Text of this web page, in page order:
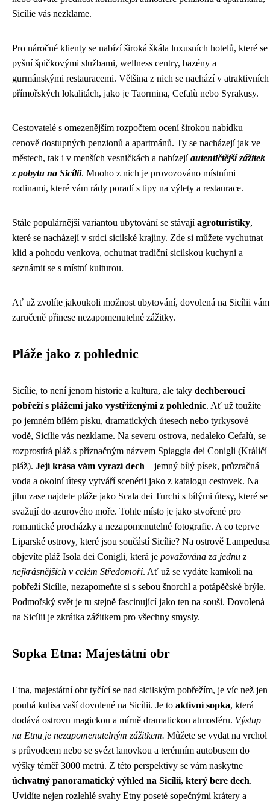
Sicílie vás nezklame.
Pro náročné klienty se nabízí široká škála luxusních hotelů, které se
pyšní špičkovými službami, wellness centry, bazény a
gurmánskými restauracemi. Většina z nich se nachází v atraktivních
přímořských lokalitách, jako je Taormina, Cefalù nebo Syrakusy.
Cestovatelé s omezenějším rozpočtem ocení širokou nabídku
cenově dostupných penzionů a apartmánů. Ty se nacházejí jak ve
městech, tak i v menších vesničkách a nabízejíautentičtější zážitek
z pobytu na Sicílii. Mnoho z nich je provozováno místními
rodinami, které vám rády poradí s tipy na výlety a restaurace.
Stále populárnější variantou ubytování se stávajíagroturistiky,
které se nacházejí v srdci sicilské krajiny. Zde si můžete vychutnat
klid a pohodu venkova, ochutnat tradiční sicilskou kuchyni a
seznámit se s místní kulturou.
Ať už zvolíte jakoukoli možnost ubytování, dovolená na Sicílii vám
zaručeně přinese nezapomenutelné zážitky.
Pláže jako z pohlednic
Sicílie, to není jenom historie a kultura, ale taky dechberoucí
pobřeží s plážemi jako vystřiženými z pohlednic. Ať už toužíte
po jemném bílém písku, dramatických útesech nebo tyrkysové
vodě, Sicílie vás nezklame. Na severu ostrova, nedaleko Cefalù, se
rozprostírá pláž s příznačným názvem Spiaggia dei Conigli (Králičí
pláž). Její krása vám vyrazí dech – jemný bílý písek, průzračná
voda a okolní útesy vytváří scenérii jako z katalogu cestovek. Na
jihu zase najdete pláže jako Scala dei Turchi s bílými útesy, které se
svažují do azurového moře. Tohle místo je jako stvořené pro
romantické procházky a nezapomenutelné fotografie. A co teprve
Liparské ostrovy, které jsou součástí Sicílie? Na ostrově Lampedusa
objevíte pláž Isola dei Conigli, která je považována za jednu z
nejkrásnějších v celém Středomoří. Ať už se vydáte kamkoli na
pobřeží Sicílie, nezapomeňte si s sebou šnorchl a potápěčské brýle.
Podmořský svět je tu stejně fascinující jako ten na souši. Dovolená
na Sicílii je zkrátka zážitkem pro všechny smysly.
Sopka Etna: Majestátní obr
Etna, majestátní obr tyčící se nad sicilským pobřežím, je víc než jen
pouhá kulisa vaší dovolené na Sicílii. Je to aktivní sopka, která
dodává ostrovu magickou a mírně dramatickou atmosféru. Výstup
na Etnu je nezapomenutelným zážitkem. Můžete se vydat na vrchol
s průvodcem nebo se svézt lanovkou a terénním autobusem do
výšky téměř 3000 metrů. Z této perspektivy se vám naskytne
úchvatný panoramatický výhled na Sicílii, který bere dech.
Uvidíte nejen rozlehlé svahy Etny poseté sopečnými krátery a